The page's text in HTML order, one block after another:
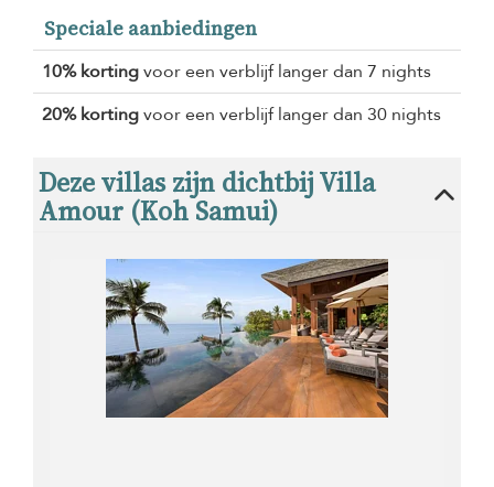
Speciale aanbiedingen
10% kortingvoor een verblijf langer dan 7 nights
20% kortingvoor een verblijf langer dan 30 nights
Deze villas zijn dichtbij Villa
Amour (Koh Samui)